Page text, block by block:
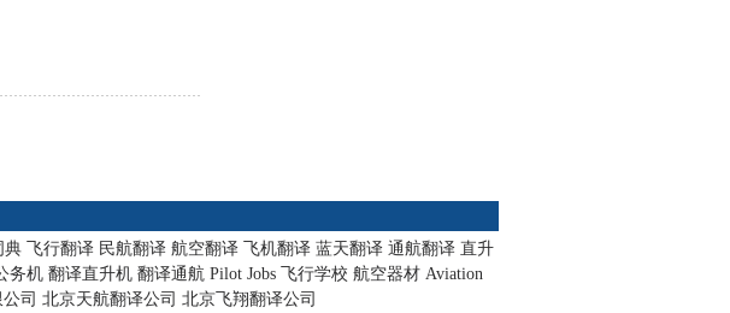
典 飞行翻译 民航翻译 航空翻译 飞机翻译 蓝天翻译 通航翻译 直升
务机 翻译直升机 翻译通航 Pilot Jobs 飞行学校 航空器材 Aviation
司 北京天航翻译公司 北京飞翔翻译公司